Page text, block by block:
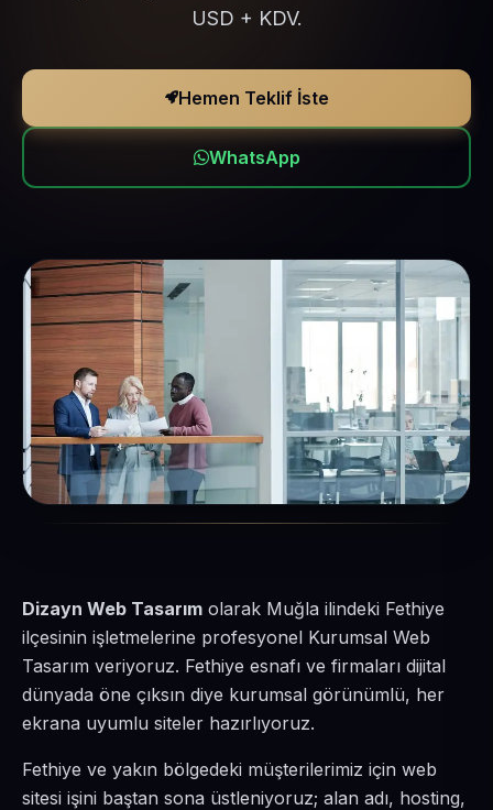
USD + KDV.
Hemen Teklif İste
WhatsApp
Dizayn Web Tasarım olarak Muğla ilindeki Fethiye
ilçesinin işletmelerine profesyonel Kurumsal Web
Tasarım veriyoruz. Fethiye esnafı ve firmaları dijital
dünyada öne çıksın diye kurumsal görünümlü, her
ekrana uyumlu siteler hazırlıyoruz.
Fethiye ve yakın bölgedeki müşterilerimiz için web
sitesi işini baştan sona üstleniyoruz; alan adı, hosting,